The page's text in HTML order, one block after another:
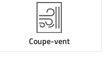
Coupe-vent